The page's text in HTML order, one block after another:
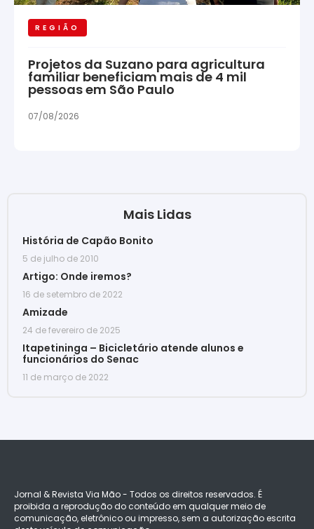
REGIÃO
Projetos da Suzano para agricultura
familiar beneficiam mais de 4 mil
pessoas em São Paulo
07/08/2026
Mais Lidas
História de Capão Bonito
5 de julho de 2010
Artigo: Onde iremos?
16 de setembro de 2022
Amizade
24 de fevereiro de 2025
Itapetininga – Bicicletário atende alunos e
funcionários do Senac
11 de março de 2022
Jornal & Revista Via Mão - Todos os direitos reservados. É
proibida a reprodução do conteúdo em qualquer meio de
comunicação, eletrônico ou impresso, sem a autorização escrita